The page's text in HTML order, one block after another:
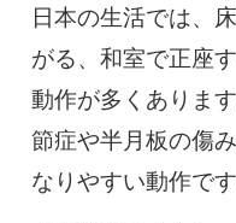
日本の生活では、
がる、和室で正座
動作が多くありま
節症や半月板の傷
なりやすい動作です